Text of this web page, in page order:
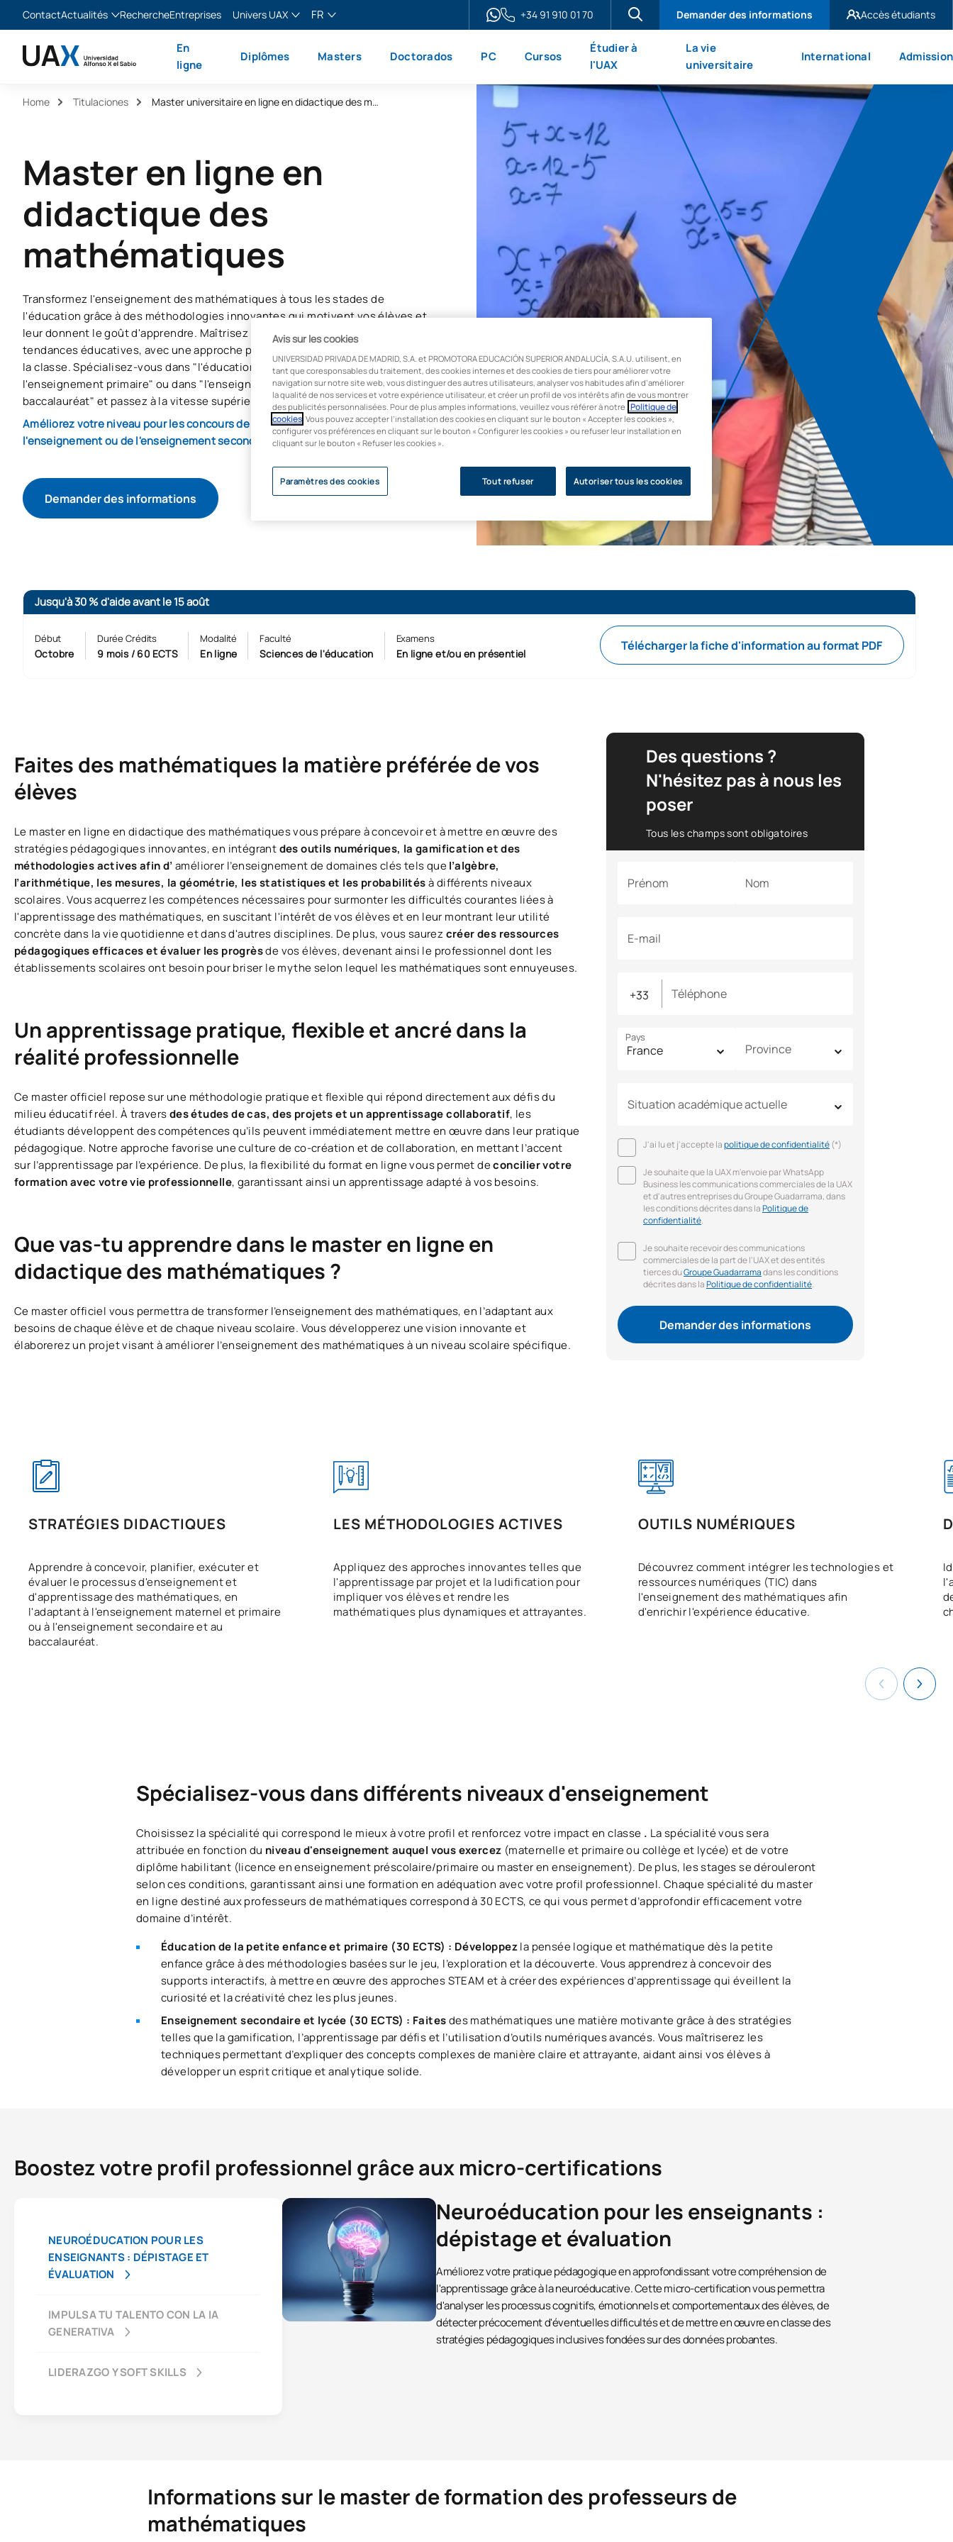
ContactActualités
Actualités
RechercheEntreprises
Univers UAX
FR
English
Italiano
+34 91 910 01 70 Demander des informations
Accès étudiants
UAX Mare Nostrum
En
ligne
Diplômes Masters Doctorados PC Cursos
Étudier à
l'UAX
La vie
universitaire
International Admission
Home Titulaciones Master universitaire en ligne en didactique des mathématiques
Master en ligne en
didactique des
mathématiques
Transformez l'enseignement des mathématiques à tous les stades de
l'éducation grâce à des méthodologies innovantes qui motivent vos élèves et
leur donnent le goût d'apprendre. Maîtrisez l'utilisation des TIC et les
tendances éducatives, avec une approche pratique qui s'adapte à la réalité de
la classe. Spécialisez-vous dans "l'éducation de la petite enfance et
l'enseignement primaire" ou dans "l'enseignement secondaire et le
baccalauréat" et passez à la vitesse supérieure.
Améliorez votre niveau pour les concours de la fonction publique de
l'enseignement ou de l'enseignement secondaire. Places limitées.
Demander des informations
Jusqu'à 30 % d'aide avant le 15 août
Début
Octobre
Durée Crédits
9 mois / 60 ECTS
Modalité
En ligne
Faculté
Sciences de l'éducation
Examens
En ligne et/ou en présentiel
Télécharger la fiche d'information au format PDF
Faites des mathématiques la matière préférée de vos
élèves
Le master en ligne en didactique des mathématiques vous prépare à concevoir et à mettre en œuvre des
stratégies pédagogiques innovantes, en intégrantdes outils numériques, la gamification et des
méthodologies actives afin d’améliorer l’enseignement de domaines clés tels quel’algèbre,
l’arithmétique, les mesures, la géométrie, les statistiques et les probabilitésà différents niveaux
scolaires. Vous acquerrez les compétences nécessaires pour surmonter les difficultés courantes liées à
l'apprentissage des mathématiques, en suscitant l'intérêt de vos élèves et en leur montrant leur utilité
concrète dans la vie quotidienne et dans d'autres disciplines. De plus, vous saurezcréer des ressources
pédagogiques efficaces et évaluer les progrèsde vos élèves, devenant ainsi le professionnel dont les
établissements scolaires ont besoin pour briser le mythe selon lequel les mathématiques sont ennuyeuses.
Un apprentissage pratique, flexible et ancré dans la
réalité professionnelle
Ce master officiel repose sur une méthodologie pratique et flexible qui répond directement aux défis du
milieu éducatif réel. À traversdes études de cas, des projets et un apprentissage collaboratif, les
étudiants développent des compétences qu’ils peuvent immédiatement mettre en œuvre dans leur pratique
pédagogique. Notre approche favorise une culture de co-création et de collaboration, en mettant l’accent
sur l’apprentissage par l’expérience. De plus, la flexibilité du format en ligne vous permet deconcilier votre
formation avec votre vie professionnelle, garantissant ainsi un apprentissage adapté à vos besoins.
Que vas-tu apprendre dans le master en ligne en
didactique des mathématiques ?
Ce master officiel vous permettra de transformer l’enseignement des mathématiques, en l’adaptant aux
besoins de chaque élève et de chaque niveau scolaire. Vous développerez une vision innovante et
élaborerez un projet visant à améliorer l’enseignement des mathématiques à un niveau scolaire spécifique.
Des questions ?
N'hésitez pas à nous les
poser
Tous les champs sont obligatoires
Prénom Nom
E-mail
Téléphone
Pays
Province
Situation académique actuelle
J'ai lu et j'accepte lapolitique de confidentialité(*)
Je souhaite que la UAX m'envoie par WhatsApp
Business les communications commerciales de la UAX
et d'autres entreprises du Groupe Guadarrama, dans
les conditions décrites dans laPolitique de
confidentialité.
Je souhaite recevoir des communications
commerciales de la part de l'UAX et des entités
tierces duGroupe Guadarramadans les conditions
décrites dans laPolitique de confidentialité.
Demander des informations
STRATÉGIES DIDACTIQUES
Apprendre à concevoir, planifier, exécuter et
évaluer le processus d'enseignement et
d'apprentissage des mathématiques, en
l'adaptant à l'enseignement maternel et primaire
ou à l'enseignement secondaire et au
baccalauréat.
LES MÉTHODOLOGIES ACTIVES
Appliquez des approches innovantes telles que
l'apprentissage par projet et la ludification pour
impliquer vos élèves et rendre les
mathématiques plus dynamiques et attrayantes.
OUTILS NUMÉRIQUES
Découvrez comment intégrer les technologies et
ressources numériques (TIC) dans
l'enseignement des mathématiques afin
d'enrichir l'expérience éducative.
Spécialisez-vous dans différents niveaux d'enseignement
Choisissez la spécialité qui correspond le mieux à votre profil et renforcez votre impact en classe . La spécialité vous sera
attribuée en fonction du niveau d'enseignement auquel vous exercez (maternelle et primaire ou collège et lycée) et de votre
diplôme habilitant (licence en enseignement préscolaire/primaire ou master en enseignement). De plus, les stages se dérouleront
selon ces conditions, garantissant ainsi une formation en adéquation avec votre profil professionnel. Chaque spécialité du master
en ligne destiné aux professeurs de mathématiques correspond à 30 ECTS, ce qui vous permet d’approfondir efficacement votre
domaine d’intérêt.
Éducation de la petite enfance et primaire (30 ECTS) : Développezla pensée logique et mathématique dès la petite
enfance grâce à des méthodologies basées sur le jeu, l’exploration et la découverte. Vous apprendrez à concevoir des
supports interactifs, à mettre en œuvre des approches STEAM et à créer des expériences d’apprentissage qui éveillent la
curiosité et la créativité chez les plus jeunes.
Enseignement secondaire et lycée (30 ECTS) : Faitesdes mathématiques une matière motivante grâce à des stratégies
telles que la gamification, l’apprentissage par défis et l’utilisation d’outils numériques avancés. Vous maîtriserez les
techniques permettant d’expliquer des concepts complexes de manière claire et attrayante, aidant ainsi vos élèves à
développer un esprit critique et analytique solide.
Boostez votre profil professionnel grâce aux micro-certifications
NEUROÉDUCATION POUR LES
ENSEIGNANTS : DÉPISTAGE ET
ÉVALUATION
IMPULSA TU TALENTO CON LA IA
GENERATIVA
LIDERAZGO Y SOFT SKILLS
Neuroéducation pour les enseignants :
dépistage et évaluation
Améliorez votre pratique pédagogique en approfondissant votre compréhension de
l'apprentissage grâce à la neuroéducative. Cette micro-certification vous permettra
d'analyser les processus cognitifs, émotionnels et comportementaux des élèves, de
détecter précocement d'éventuelles difficultés et de mettre en œuvre en classe des
stratégies pédagogiques inclusives fondées sur des données probantes.
Informations sur le master de formation des professeurs de
mathématiques
Avis sur les cookies
UNIVERSIDAD PRIVADA DE MADRID, S.A. et PROMOTORA EDUCACIÓN SUPERIOR ANDALUCÍA, S.A.U. utilisent, en
tant que coresponsables du traitement, des cookies internes et des cookies de tiers pour améliorer votre
navigation sur notre site web, vous distinguer des autres utilisateurs, analyser vos habitudes afin d’améliorer
la qualité de nos services et votre expérience utilisateur, et créer un profil de vos intérêts afin de vous montrer
des publicités personnalisées. Pour de plus amples informations, veuillez vous référer à notre Politique de
cookies . Vous pouvez accepter l’installation des cookies en cliquant sur le bouton « Accepter les cookies »,
configurer vos préférences en cliquant sur le bouton « Configurer les cookies » ou refuser leur installation en
cliquant sur le bouton « Refuser les cookies ».
Tout refuser Autoriser tous les cookies
Paramètres des cookies